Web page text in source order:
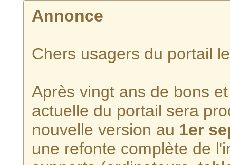
Annonce
Chers usagers du portail
Après vingt ans de bons
actuelle du portail sera
nouvelle version au 1er
une refonte complète de